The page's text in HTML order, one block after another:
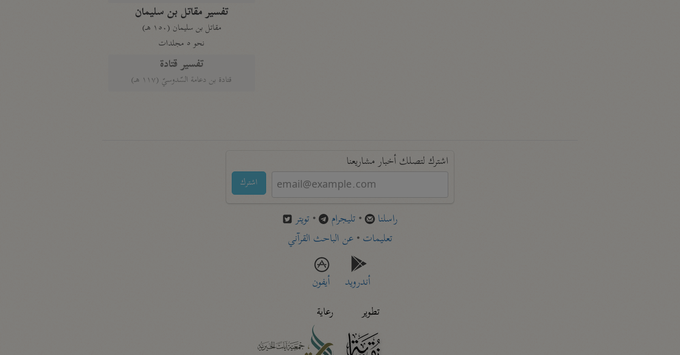
تفسير مقاتل بن سليمان
مقاتل بن سليمان (١٥٠ هـ)
نحو ٥ مجلدات
تفسير قتادة
قتادة بن دعامة السّدوسيّ (١١٧ هـ)
اشترك لتصلك أخبار مشاريعنا
اشترك
راسلنا • تليجرام • تويتر
تعليمات• عن الباحث القرآني
أندرويد
أيفون
تطوير
رعاية